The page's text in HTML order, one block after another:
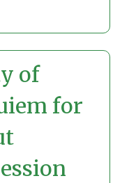
of
for